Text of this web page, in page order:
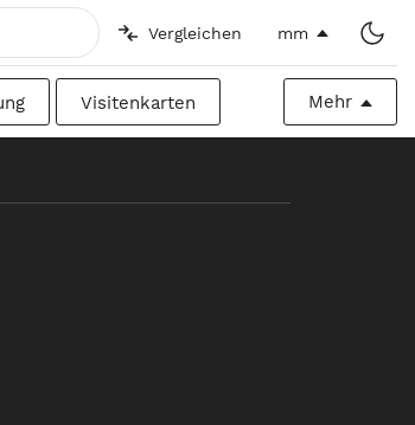
Vergleichen mm
Visitenkarten Mehr